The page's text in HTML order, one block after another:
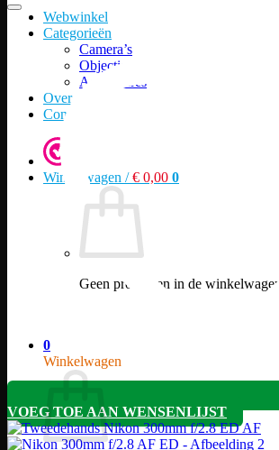
Webwinkel
Categorieën
Camera’s
Objectieven
Accessoires
Over ons
Contact
Winkelwagen /€ 0,00 0
Geen producten in de winkelwagen.
0
Winkelwagen
VOEG TOE AAN WENSENLIJST